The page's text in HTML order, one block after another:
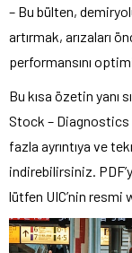
– Bu bülten,
artırmak, arızaları
performansını
Bu kısa özetin yanı
Stock – Diagnostics
fazla ayrıntıya ve
indirebilirsiniz.
lütfen UIC’nin